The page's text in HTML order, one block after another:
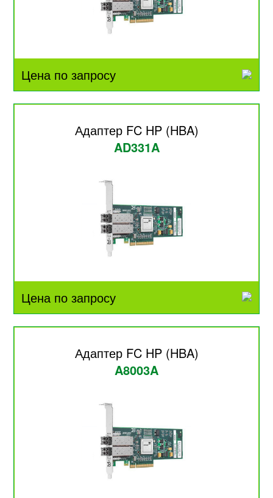
Цена по запросу
Адаптер FC HP (HBA)
AD331A
Цена по запросу
Адаптер FC HP (HBA)
A8003A